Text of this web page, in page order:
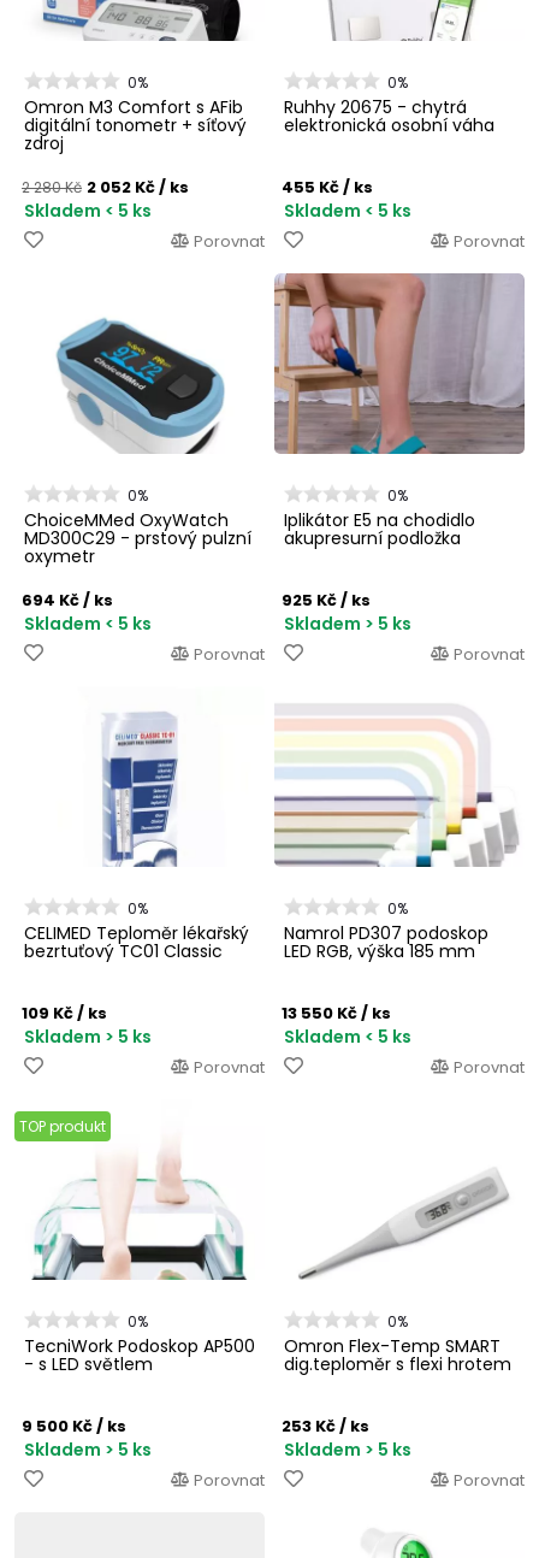
0%
Omron M3 Comfort s AFib
digitální tonometr + síťový
zdroj
2 280 Kč 2 052 Kč/ ks
Skladem < 5 ks
Porovnat
0%
Ruhhy 20675 - chytrá
elektronická osobní váha
455 Kč/ ks
Skladem < 5 ks
Porovnat
0%
ChoiceMMed OxyWatch
MD300C29 - prstový pulzní
oxymetr
694 Kč/ ks
Skladem < 5 ks
Porovnat
0%
Iplikátor E5 na chodidlo
akupresurní podložka
925 Kč/ ks
Skladem > 5 ks
Porovnat
0%
CELIMED Teploměr lékařský
bezrtuťový TC01 Classic
109 Kč/ ks
Skladem > 5 ks
Porovnat
0%
Namrol PD307 podoskop
LED RGB, výška 185 mm
13 550 Kč/ ks
Skladem < 5 ks
Porovnat
TOP produkt
0%
TecniWork Podoskop AP500
- s LED světlem
9 500 Kč/ ks
Skladem > 5 ks
Porovnat
0%
Omron Flex-Temp SMART
dig.teploměr s flexi hrotem
253 Kč/ ks
Skladem > 5 ks
Porovnat